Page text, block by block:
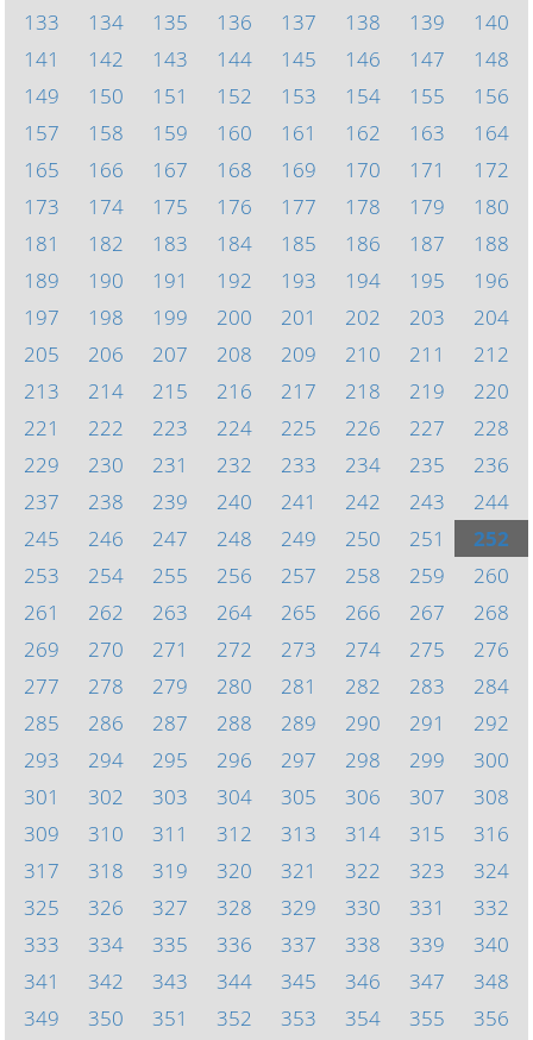
133
134 135 136 137 138 139
140
141
142 143 144 145 146 147
148
149
150 151 152 153 154 155
156
157
158 159 160 161 162 163
164
165
166 167 168 169 170 171
172
173
174 175 176 177 178 179
180
181
182 183 184 185 186 187
188
189
190 191 192 193 194 195
196
197
198 199 200 201 202 203
204
205
206 207 208 209 210 211
212
213
214 215 216 217 218 219
220
221
222 223 224 225 226 227
228
229
230 231 232 233 234 235
236
237
238 239 240 241 242 243
244
245
246 247 248 249 250 251
252
253
254 255 256 257 258 259
260
261
262 263 264 265 266 267
268
269
270 271 272 273 274 275
276
277
278 279 280 281 282 283
284
285
286 287 288 289 290 291
292
293
294 295 296 297 298 299
300
301
302 303 304 305 306 307
308
309
310 311 312 313 314 315
316
317
318 319 320 321 322 323
324
325
326 327 328 329 330 331
332
333
334 335 336 337 338 339
340
341
342 343 344 345 346 347
348
349
350 351 352 353 354 355 356